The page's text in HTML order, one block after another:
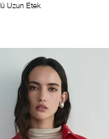
Uzun Etek